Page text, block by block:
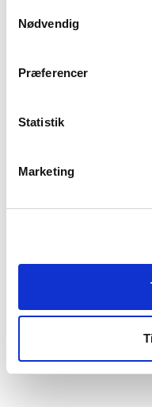
Du kan læse mere om
"Detaljer" eller ved at
Nødvendig
Præferencer
Statistik
Marketing